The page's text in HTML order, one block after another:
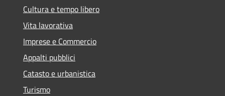
Cultura e tempo libero
Vita lavorativa
Imprese e Commercio
Appalti pubblici
Catasto e urbanistica
Turismo